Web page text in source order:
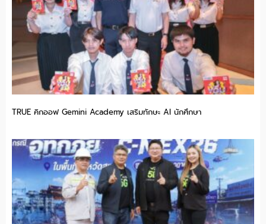
TRUE คิกออฟ Gemini Academy เสริมทักษะ AI นักศึกษา